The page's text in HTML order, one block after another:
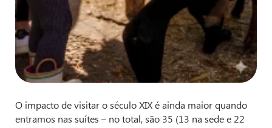
O impacto de visitar o século XIX é ainda maior quando
entramos nas suítes – no total, são 35 (13 na sede e 22